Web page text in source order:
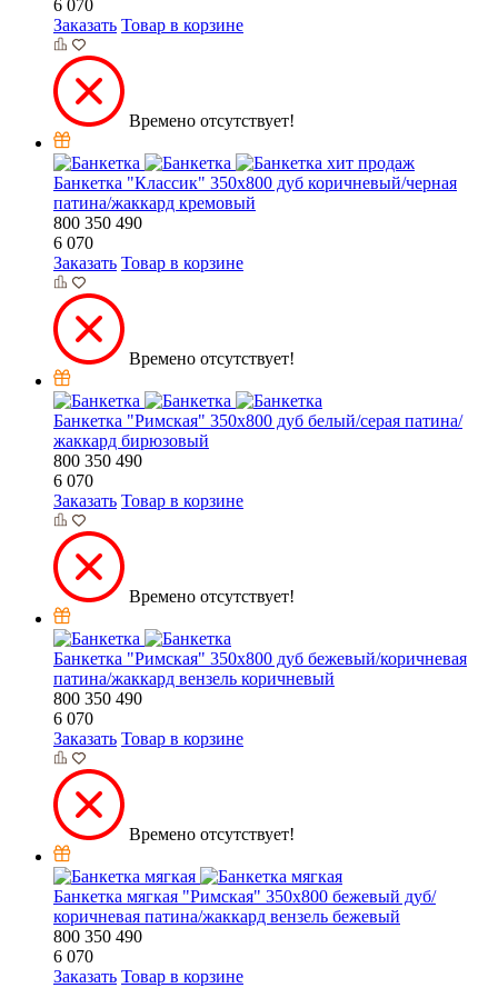
6 070
Заказать Товар в корзине
Времено отсутствует!
хит продаж
Банкетка "Классик" 350х800 дуб коричневый/черная
патина/жаккард кремовый
800 350 490
6 070
Заказать Товар в корзине
Времено отсутствует!
Банкетка "Римская" 350х800 дуб белый/серая патина/
жаккард бирюзовый
800 350 490
6 070
Заказать Товар в корзине
Времено отсутствует!
Банкетка "Римская" 350х800 дуб бежевый/коричневая
патина/жаккард вензель коричневый
800 350 490
6 070
Заказать Товар в корзине
Времено отсутствует!
Банкетка мягкая "Римская" 350х800 бежевый дуб/
коричневая патина/жаккард вензель бежевый
800 350 490
6 070
Заказать Товар в корзине